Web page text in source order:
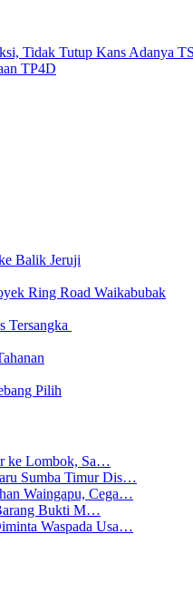
Tidak Tutup Kans Adanya
TP4D
Balik Jeruji
Ring Road Waikabubak
Tersangka
Pilih
ke Lombok, Sa…
Sumba Timur Dis…
Waingapu, Cega…
Bukti M…
Waspada Usa…